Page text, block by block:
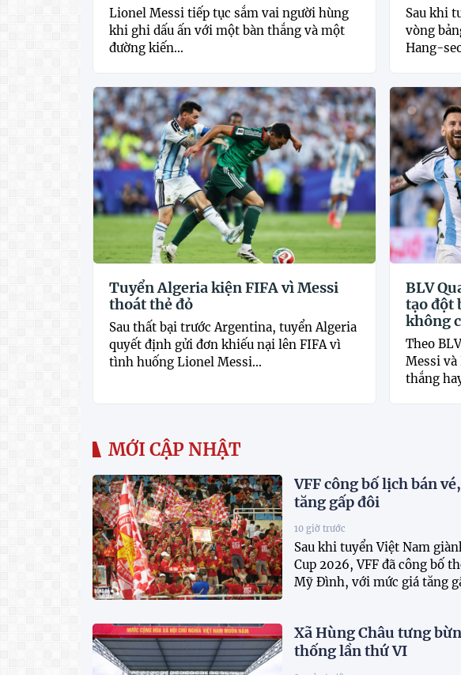
Lionel Messi tiếp tục sắm vai người hùng
khi ghi dấu ấn với một bàn thắng và một
đường kiến...
Sau khi
vòng
Hang-
Tuyển Algeria kiện FIFA vì Messi
thoát thẻ đỏ
Sau thất bại trước Argentina, tuyển Algeria
quyết định gửi đơn khiếu nại lên FIFA vì
tình huống Lionel Messi...
BLV
tạo đột
không
Theo
Messi và
thắng
MỚI CẬP NHẬT
VFF công bố lịch bán
tăng gấp đôi
Sau khi tuyển Việt Nam
Cup 2026, VFF đã công bố
Mỹ Đình, với mức giá tăng
10 giờ trước
Xã Hùng Châu tưng
thống lần thứ VI